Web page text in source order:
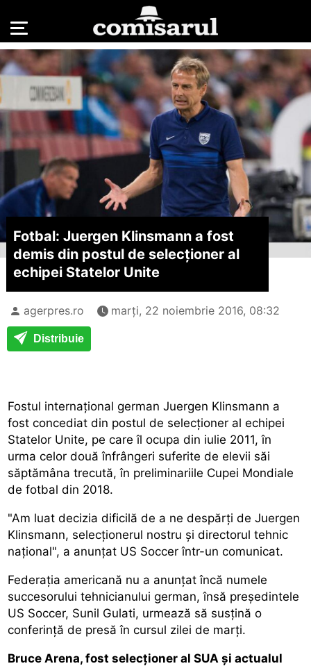
Fotbal: Juergen Klinsmann a fost
demis din postul de selecționer al
echipei Statelor Unite
agerpres.ro marți, 22 noiembrie 2016, 08:32
Distribuie
Fostul internațional german Juergen Klinsmann a
fost concediat din postul de selecționer al echipei
Statelor Unite, pe care îl ocupa din iulie 2011, în
urma celor două înfrângeri suferite de elevii săi
săptămâna trecută, în preliminariile Cupei Mondiale
de fotbal din 2018.
"Am luat decizia dificilă de a ne despărți de Juergen
Klinsmann, selecționerul nostru și directorul tehnic
național", a anunțat US Soccer într-un comunicat.
Federația americană nu a anunțat încă numele
succesorului tehnicianului german, însă președintele
US Soccer, Sunil Gulati, urmează să susțină o
conferință de presă în cursul zilei de marți.
Bruce Arena, fost selecționer al SUA și actualul